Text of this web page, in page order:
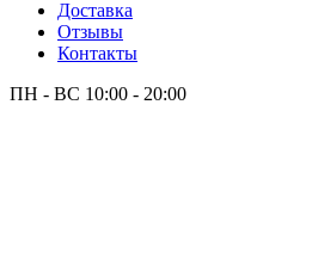
Доставка
Отзывы
Контакты
ПН - ВС 10:00 - 20:00